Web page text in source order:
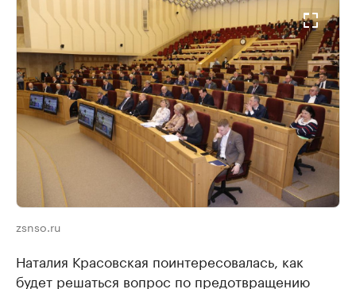
zsnso.ru
Наталия Красовская поинтересовалась, как
будет решаться вопрос по предотвращению